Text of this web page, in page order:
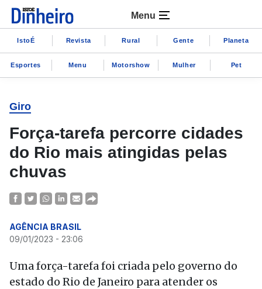
Menu
IstoÉ Revista Rural Gente Planeta
Esportes Menu Motorshow Mulher Pet
Giro
Força-tarefa percorre cidades
do Rio mais atingidas pelas
chuvas
AGÊNCIA BRASIL
09/01/2023 - 23:06
Uma força-tarefa foi criada pelo governo do
estado do Rio de Janeiro para atender os